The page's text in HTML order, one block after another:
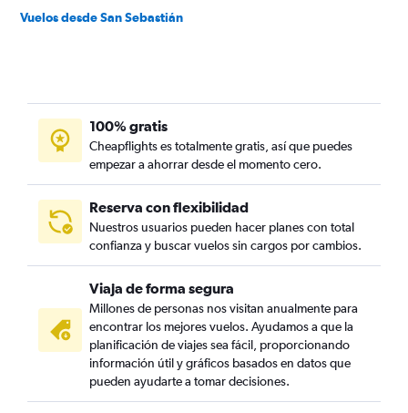
Vuelos desde San Sebastián
100% gratis
Cheapflights es totalmente gratis, así que puedes
empezar a ahorrar desde el momento cero.
Reserva con flexibilidad
Nuestros usuarios pueden hacer planes con total
confianza y buscar vuelos sin cargos por cambios.
Viaja de forma segura
Millones de personas nos visitan anualmente para
encontrar los mejores vuelos. Ayudamos a que la
planificación de viajes sea fácil, proporcionando
información útil y gráficos basados en datos que
pueden ayudarte a tomar decisiones.